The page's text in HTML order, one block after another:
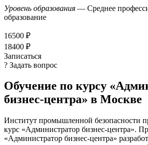
Уровень образования — Среднее
образование
16500 ₽
18400 ₽
Записаться
? Задать вопрос
Обучение по курсу
бизнес-центра» в Москве
Институт промышленной безопасности
курс «Администратор бизнес-центра».
«Администратор бизнес-центра»